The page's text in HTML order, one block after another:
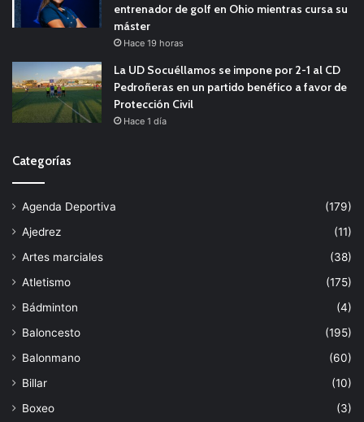
entrenador de golf en Ohio mientras cursa su
máster
Hace 19 horas
La UD Socuéllamos se impone por 2-1 al CD
Pedroñeras en un partido benéfico a favor de
Protección Civil
Hace 1 día
Categorías
Agenda Deportiva
(179)
Ajedrez
(11)
Artes marciales
(38)
Atletismo
(175)
Bádminton
(4)
Baloncesto
(195)
Balonmano
(60)
Billar
(10)
Boxeo
(3)